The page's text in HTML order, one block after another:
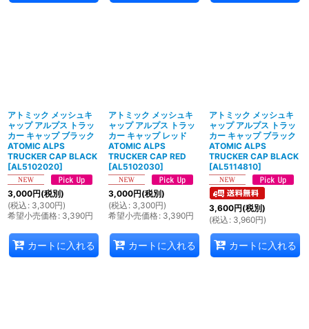
アトミック メッシュキ
ャップ アルプス トラッ
カー キャップ ブラック
ATOMIC ALPS
TRUCKER CAP BLACK
[AL5102020]
3,000円(税別)
(税込 : 3,300円)
希望小売価格: 3,390円
カートに入れる
アトミック メッシュキ
ャップ アルプス トラッ
カー キャップ レッド
ATOMIC ALPS
TRUCKER CAP RED
[AL5102030]
3,000円(税別)
(税込 : 3,300円)
希望小売価格: 3,390円
カートに入れる
アトミック メッシュキ
ャップ アルプス トラッ
カー キャップ ブラック
ATOMIC ALPS
TRUCKER CAP BLACK
[AL5114810]
3,600円(税別)
(税込 : 3,960円)
カートに入れる